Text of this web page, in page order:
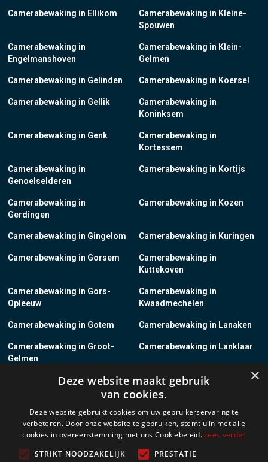
Camerabewaking in Ellikom
Camerabewaking in
Engelmanshoven
Camerabewaking in Gelinden
Camerabewaking in Gellik
Camerabewaking in Genk
Camerabewaking in
Genoelselderen
Camerabewaking in
Gerdingen
Camerabewaking in Gingelom
Camerabewaking in Gorsem
Camerabewaking in Gors-
Opleeuw
Camerabewaking in Gotem
Camerabewaking in Groot-
Gelmen
Camerabewaking in Groot-
Camerabewaking in Grote-
Brogel
Camerabewaking in Grote-
Spouwen
Camerabewaking in Kleine-
Spouwen
Camerabewaking in Klein-
Gelmen
Camerabewaking in Koersel
Camerabewaking in
Koninksem
Camerabewaking in
Kortessem
Camerabewaking in Kortijs
Camerabewaking in Kozen
Camerabewaking in Kuringen
Camerabewaking in
Kuttekoven
Camerabewaking in
Kwaadmechelen
Camerabewaking in Lanaken
Camerabewaking in Lanklaar
Camerabewaking in Lauw
Camerabewaking in
Leopoldsburg
Camerabewaking in Leut
×
Deze website maakt gebruik
van cookies.
Deze website gebruikt cookies om uw gebruikerservaring te
verbeteren. Door onze website te gebruiken, stemt u in met alle
cookies in overeenstemming met ons Cookiebeleid. Lees verder
STRIKT NOODZAKELIJK
PRESTATIE